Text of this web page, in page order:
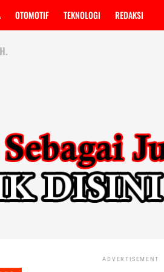
OTOMOTIF TEKNOLOGI REDAKSI
ADVERTISEMENT